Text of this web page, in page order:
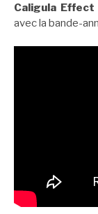
Caligula Effect
avec la bande-